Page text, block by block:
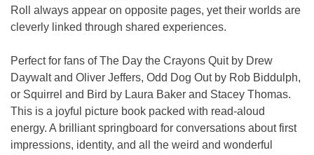
Roll always appear on opposite pages, yet their worlds are
cleverly linked through shared experiences.
Perfect for fans of The Day the Crayons Quit by Drew
Daywalt and Oliver Jeffers, Odd Dog Out by Rob Biddulph,
or Squirrel and Bird by Laura Baker and Stacey Thomas.
This is a joyful picture book packed with read-aloud
energy. A brilliant springboard for conversations about first
impressions, identity, and all the weird and wonderful